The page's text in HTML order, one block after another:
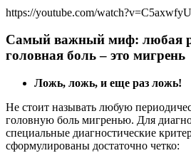
https://youtube.com/
Самый важный миф: любая
головная боль – это мигрень
Ложь, ложь, и еще раз ложь!
Не стоит называть любую
головную боль мигренью. Для
специальные диагностические
сформулированы достаточно четко: